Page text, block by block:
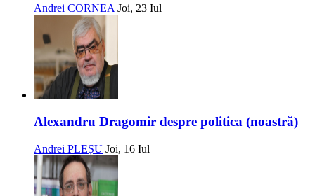
Andrei CORNEA Joi, 23 Iul
Alexandru Dragomir despre politica (noastră)
Andrei PLEȘU Joi, 16 Iul